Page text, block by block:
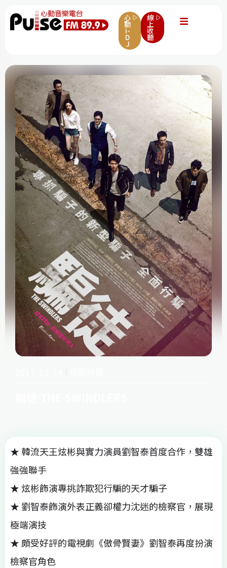
心
動
i-
D
J
線
上
收
聽
★ 韓流天王炫彬與實⼒演員劉智泰⾸度合作，雙雄
強強聯手
★ 炫彬飾演專挑詐欺犯行騙的天才騙子
★ 劉智泰飾演外表正義卻權力沈迷的檢察官，展現
極端演技
★ 頗受好評的電視劇《傲骨賢妻》劉智泰再度扮演
檢察官角色